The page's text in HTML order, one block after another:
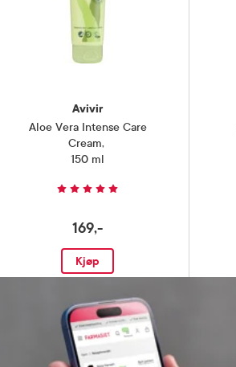
Avivir
Aloe Vera Intense Care
Cream,
150 ml
169,-
Kjøp